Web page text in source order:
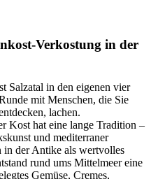
Verkostung in der
Salzatal in den eigenen vier
mit Menschen, die Sie
lachen.
Kost hat eine lange Tradition –
und mediterraner
in der Antike als wertvolles
rund ums Mittelmeer eine
Gemüse, Cremes,